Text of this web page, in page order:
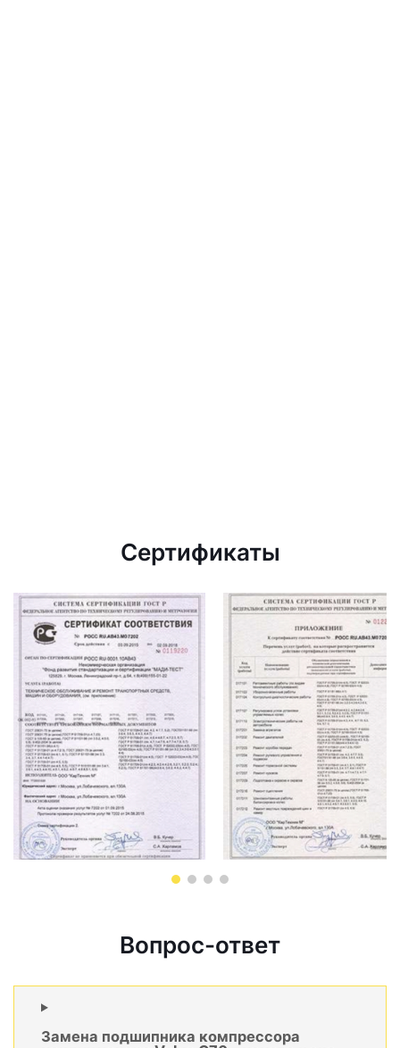
Сертификаты
Вопрос-ответ
Замена подшипника компрессора